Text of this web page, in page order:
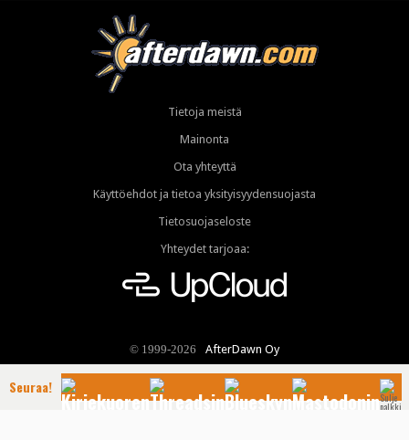
Tietoja meistä
Mainonta
Ota yhteyttä
Käyttöehdot ja tietoa yksityisyydensuojasta
Tietosuojaseloste
Yhteydet tarjoaa:
© 1999-2026 AfterDawn Oy
Seuraa!